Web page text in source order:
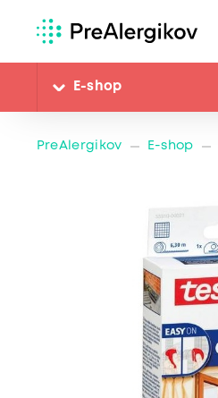
E-shop
PreAlergikov E-shop